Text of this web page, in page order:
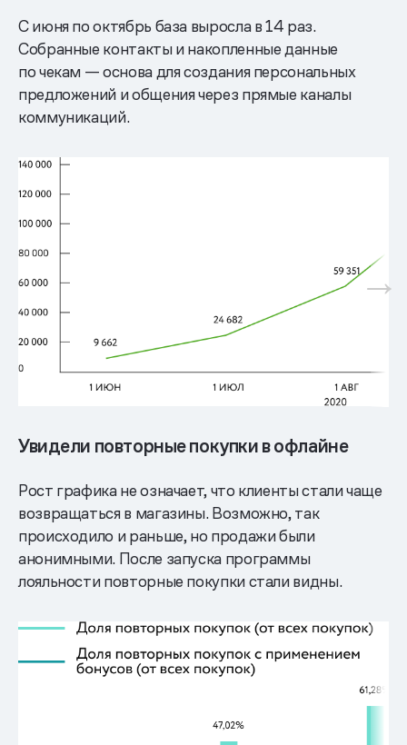
С июня по октябрь база выросла в 14 раз.
Собранные контакты и накопленные данные
по чекам — основа для создания персональных
предложений и общения через прямые каналы
коммуникаций.
Увидели повторные покупки в офлайне
Рост графика не означает, что клиенты стали чаще
возвращаться в магазины. Возможно, так
происходило и раньше, но продажи были
анонимными. После запуска программы
лояльности повторные покупки стали видны.